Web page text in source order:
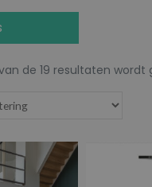
van de 19 resultaten